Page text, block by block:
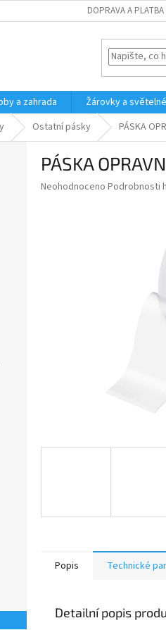
DOPRAVA A PLATBA
a zahrada Žárovky a
Ostatní pásky PÁSKA
PÁSKA
Průměrné
Neohodnoceno Podrobnosti
Popis Technické
Detailní popis